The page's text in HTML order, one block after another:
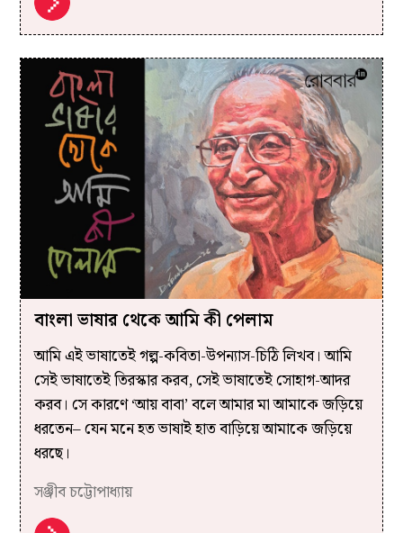
বাংলা ভাষার থেকে আমি কী পেলাম
আমি এই ভাষাতেই গল্প-কবিতা-উপন্যাস-চিঠি লিখব। আমি
সেই ভাষাতেই তিরস্কার করব, সেই ভাষাতেই সোহাগ-আদর
করব। সে কারণে ‘আয় বাবা’ বলে আমার মা আমাকে জড়িয়ে
ধরতেন– যেন মনে হত ভাষাই হাত বাড়িয়ে আমাকে জড়িয়ে
ধরছে।
সঞ্জীব চট্টোপাধ্যায়